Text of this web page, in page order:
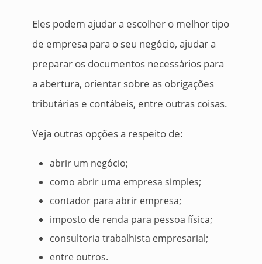
Eles podem ajudar a escolher o melhor tipo
de empresa para o seu negócio, ajudar a
preparar os documentos necessários para
a abertura, orientar sobre as obrigações
tributárias e contábeis, entre outras coisas.
Veja outras opções a respeito de:
abrir um negócio;
como abrir uma empresa simples;
contador para abrir empresa;
imposto de renda para pessoa física;
consultoria trabalhista empresarial;
entre outros.